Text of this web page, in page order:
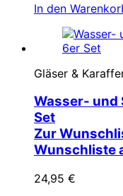
In den
Gläser &
Wasser- und
Set
Zur
Wunschliste
24,95 €